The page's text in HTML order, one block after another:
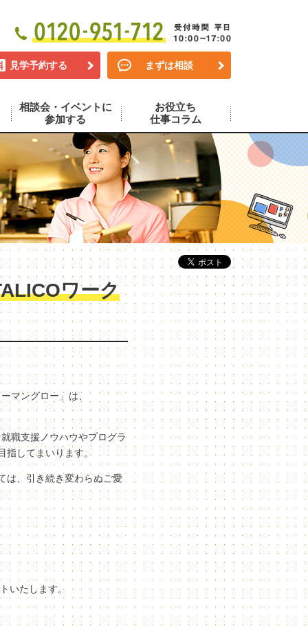
見学予約する まずは相談
相談会・イベントに
参加する
お役立ち
仕事コラム
ワーク
マングロー」は、
職支援ノウハウやプログラ
指してまいります。
は、引き続き変わらぬご愛
いたします。